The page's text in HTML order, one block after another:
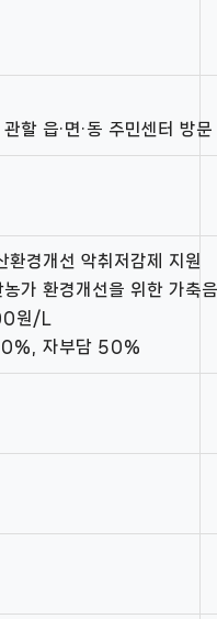
할 읍·면·동 주민센터 방문
경개선 악취저감제 지원
가 환경개선을 위한 가축
원/L
자부담 50%